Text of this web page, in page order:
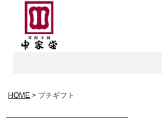
HOME プチギフト